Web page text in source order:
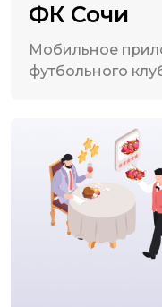
ФК Сочи
Мобильное
футбольного